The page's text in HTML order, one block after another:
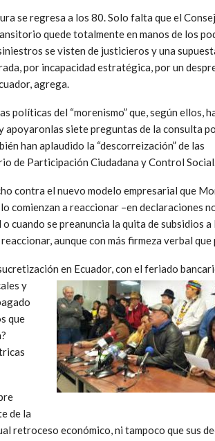
se regresa a los 80. Solo falta que el
quede totalmente en manos de los
se visten de justicieros y una
por incapacidad estratégica, por un
agrega.
políticas del “morenismo” que, según ellos,
apoyaronlas siete preguntas de la consulta
han aplaudido la “descorreización” de las
de Participación Ciudadana y Control
contra el nuevo modelo empresarial que
comienzan a reaccionar –en declaraciones
cuando se preanuncia la quita de subsidios a
aunque con más firmeza verbal
en Ecuador, con el feriado
y
que
de la
retroceso económico, ni tampoco que sus